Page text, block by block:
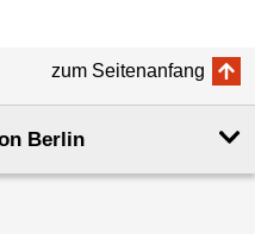
zum Seitenanfang
Berlin